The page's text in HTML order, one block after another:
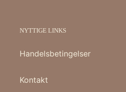
NYTTIGE LINKS
Handelsbetingelser
Kontakt